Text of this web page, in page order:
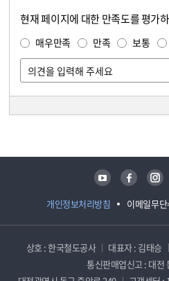
현재 페이지에 대한 만족도를 평가
매우만족 만족 보통
개인정보처리방침 이메일무
유튜브 페이스북 인스타그램
상호 : 한국철도공사 대표자 : 김태승
통신판매업신고 : 대전